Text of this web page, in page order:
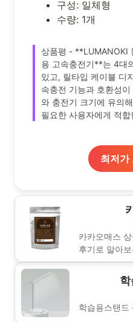
구성: 일체형
수량: 1개
상품평 - **LUMANOKI
용 고속충전기**는 4대
있고, 릴타입 케이블 디
속충전 기능과 호환성
와 충전기 크기에 유의
필요한 사용자에게 적
최저가
카카오매스
후기로 알아
학습용스탠드